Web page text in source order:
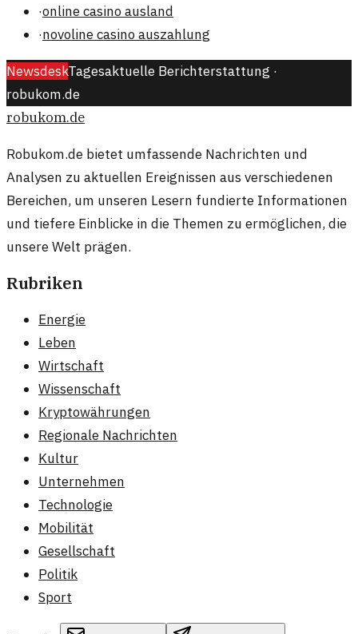
·online casino ausland
·novoline casino auszahlung
NewsdeskTagesaktuelle Berichterstattung ·
robukom.de
robukom.de
Robukom.de bietet umfassende Nachrichten und
Analysen zu aktuellen Ereignissen aus verschiedenen
Bereichen, um unseren Lesern fundierte Informationen
und tiefere Einblicke in die Themen zu ermöglichen, die
unsere Welt prägen.
Rubriken
Energie
Leben
Wirtschaft
Wissenschaft
Kryptowährungen
Regionale Nachrichten
Kultur
Unternehmen
Technologie
Mobilität
Gesellschaft
Politik
Sport